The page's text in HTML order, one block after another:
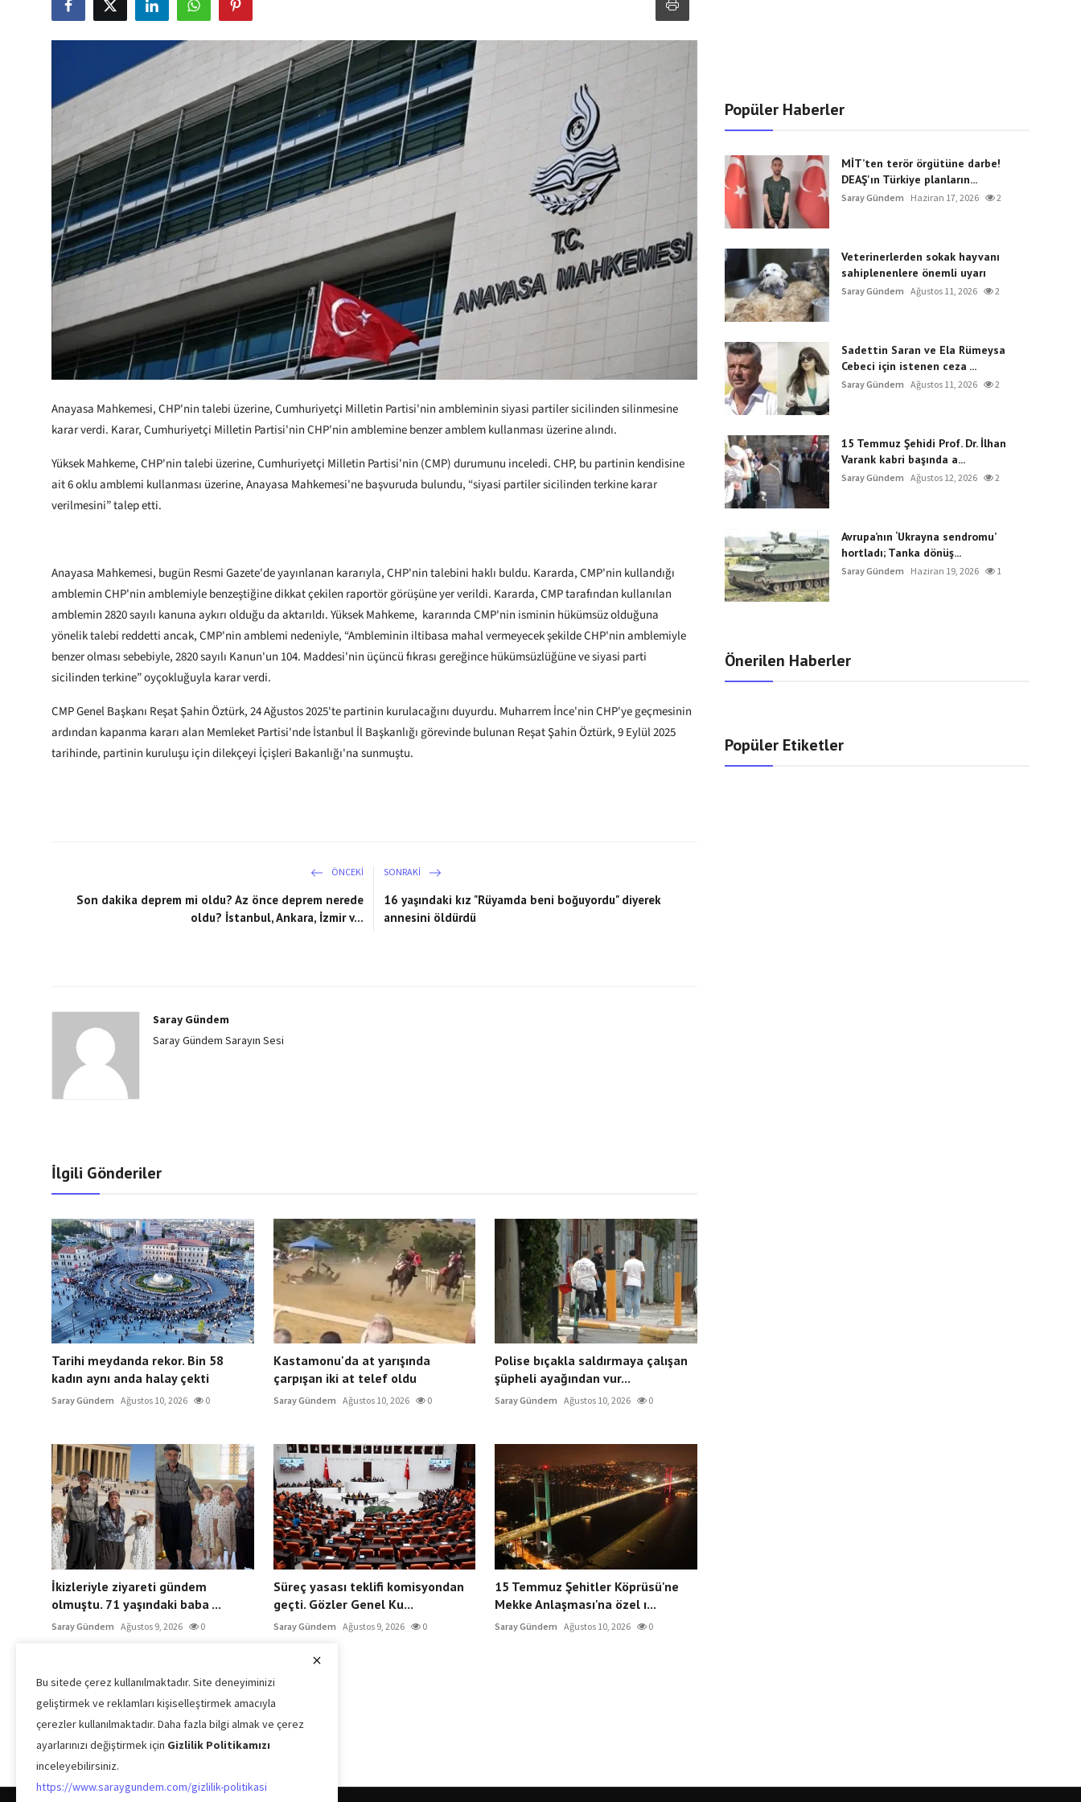
Anayasa Mahkemesi, CHP'nin talebi üzerine, Cumhuriyetçi Milletin Partisi'nin ambleminin siyasi partiler sicilinden silinmesine
karar verdi. Karar, Cumhuriyetçi Milletin Partisi'nin CHP'nin amblemine benzer amblem kullanması üzerine alındı.
Yüksek Mahkeme, CHP'nin talebi üzerine, Cumhuriyetçi Milletin Partisi'nin (CMP) durumunu inceledi. CHP, bu partinin kendisine
ait 6 oklu amblemi kullanması üzerine, Anayasa Mahkemesi'ne başvuruda bulundu, “siyasi partiler sicilinden terkine karar
verilmesini” talep etti.
Anayasa Mahkemesi, bugün Resmi Gazete'de yayınlanan kararıyla, CHP'nin talebini haklı buldu. Kararda, CMP'nin kullandığı
amblemin CHP'nin amblemiyle benzeştiğine dikkat çekilen raportör görüşüne yer verildi. Kararda, CMP tarafından kullanılan
amblemin 2820 sayılı kanuna aykırı olduğu da aktarıldı. Yüksek Mahkeme, kararında CMP'nin isminin hükümsüz olduğuna
yönelik talebi reddetti ancak, CMP'nin amblemi nedeniyle, “Ambleminin iltibasa mahal vermeyecek şekilde CHP'nin amblemiyle
benzer olması sebebiyle, 2820 sayılı Kanun'un 104. Maddesi'nin üçüncü fıkrası gereğince hükümsüzlüğüne ve siyasi parti
sicilinden terkine” oyçokluğuyla karar verdi.
CMP Genel Başkanı Reşat Şahin Öztürk, 24 Ağustos 2025'te partinin kurulacağını duyurdu. Muharrem İnce'nin CHP'ye geçmesinin
ardından kapanma kararı alan Memleket Partisi'nde İstanbul İl Başkanlığı görevinde bulunan Reşat Şahin Öztürk, 9 Eylül 2025
tarihinde, partinin kuruluşu için dilekçeyi İçişleri Bakanlığı'na sunmuştu.
ÖNCEKI
Son dakika deprem mi oldu? Az önce deprem nerede
oldu? İstanbul, Ankara, İzmir v...
SONRAKI
16 yaşındaki kız "Rüyamda beni boğuyordu" diyerek
annesini öldürdü
Saray Gündem
Saray Gündem Sarayın Sesi
İlgili Gönderiler
Tarihi meydanda rekor. Bin 58
kadın aynı anda halay çekti
Saray Gündem Ağustos 10, 2026 0
Kastamonu'da at yarışında
çarpışan iki at telef oldu
Saray Gündem Ağustos 10, 2026 0
Polise bıçakla saldırmaya çalışan
şüpheli ayağından vur...
Saray Gündem Ağustos 10, 2026 0
İkizleriyle ziyareti gündem
olmuştu. 71 yaşındaki baba ...
Saray Gündem Ağustos 9, 2026 0
Süreç yasası teklifi komisyondan
geçti. Gözler Genel Ku...
Saray Gündem Ağustos 9, 2026 0
15 Temmuz Şehitler Köprüsü'ne
Mekke Anlaşması'na özel ı...
Saray Gündem Ağustos 10, 2026 0
Popüler Haberler
MİT’ten terör örgütüne darbe!
DEAŞ'ın Türkiye planların...
Saray Gündem Haziran 17, 2026 2
Veterinerlerden sokak hayvanı
sahiplenenlere önemli uyarı
Saray Gündem Ağustos 11, 2026 2
Sadettin Saran ve Ela Rümeysa
Cebeci için istenen ceza ...
Saray Gündem Ağustos 11, 2026 2
15 Temmuz Şehidi Prof. Dr. İlhan
Varank kabri başında a...
Saray Gündem Ağustos 12, 2026 2
Avrupa’nın ‘Ukrayna sendromu’
hortladı; Tanka dönüş...
Saray Gündem Haziran 19, 2026 1
Önerilen Haberler
Popüler Etiketler
Bu sitede çerez kullanılmaktadır. Site deneyiminizi
geliştirmek ve reklamları kişiselleştirmek amacıyla
çerezler kullanılmaktadır. Daha fazla bilgi almak ve çerez
ayarlarınızı değiştirmek için Gizlilik Politikamızı
inceleyebilirsiniz.
https://www.saraygundem.com/gizlilik-politikasi